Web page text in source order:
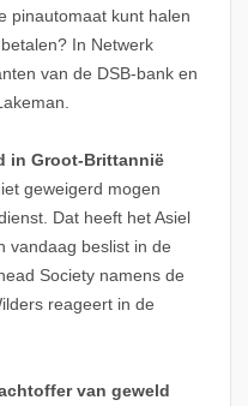
pinautomaat kunt halen
In Netwerk
van de DSB-bank en
in Groot-Brittannië
geweigerd mogen
Dat heeft het Asiel
vandaag beslist in de
Society namens de
reageert in de
van geweld